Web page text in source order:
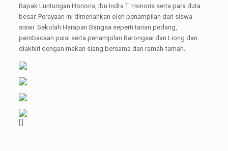
Bapak Luntungan Honoris, Ibu Indra T. Honoris serta para duta
besar. Perayaan ini dimeriahkan oleh penampilan dari siswa-
siswi Sekolah Harapan Bangsa seperti tarian pedang,
pembacaan puisi serta penampilan Barongsai dan Liong dan
diakhiri dengan makan siang bersama dan ramah-tamah.
[:]